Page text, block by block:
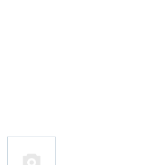
Подарочные сертификаты